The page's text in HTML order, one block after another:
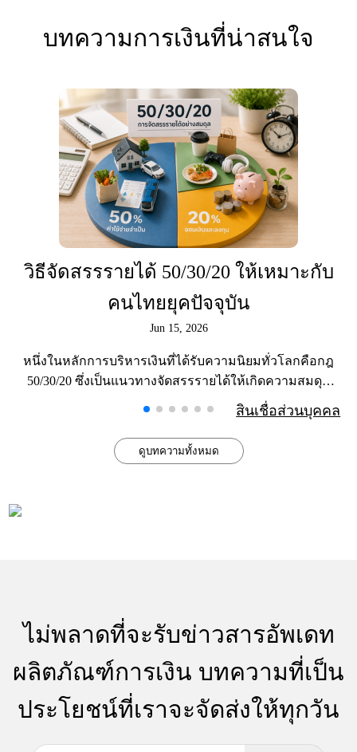
บทความการเงินที่น่าสนใจ
วิธีจัดสรรรายได้ 50/30/20 ให้เหมาะกับ
คนไทยยุคปัจจุบัน
Jun 15, 2026
หนึ่งในหลักการบริหารเงินที่ได้รับความนิยมทั่วโลกคือกฎ
50/30/20 ซึ่งเป็นแนวทางจัดสรรรายได้ให้เกิดความสมดุล
ระหว่างการใช้ชีวิต การออมเงิน และการสร้างอนาคตทา
สินเชื่อส่วนบุคคล
ดูบทความทั้งหมด
ไม่พลาดที่จะรับข่าวสารอัพเดท
ผลิตภัณฑ์การเงิน บทความที่เป็น
ประโยชน์ที่เราจะจัดส่งให้ทุกวัน